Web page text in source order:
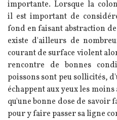
importante. Lorsque la
il est important de
fond en faisant abstraction
existe d'ailleurs de
courant de surface violent
rencontre de bonnes
poissons sont peu sollicités,
échappent aux yeux les
qu'une bonne dose de savoir
pour y faire passer sa ligne